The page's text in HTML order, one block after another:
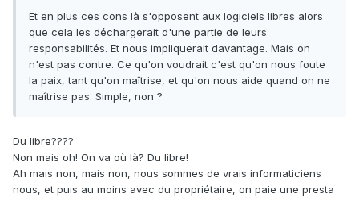
Et en plus ces cons là s'opposent aux logiciels libres alors
que cela les déchargerait d'une partie de leurs
responsabilités. Et nous impliquerait davantage. Mais on
n'est pas contre. Ce qu'on voudrait c'est qu'on nous foute
la paix, tant qu'on maîtrise, et qu'on nous aide quand on ne
maîtrise pas. Simple, non ?
Du libre????
Non mais oh! On va où là? Du libre!
Ah mais non, mais non, nous sommes de vrais informaticiens
nous, et puis au moins avec du propriétaire, on paie une presta